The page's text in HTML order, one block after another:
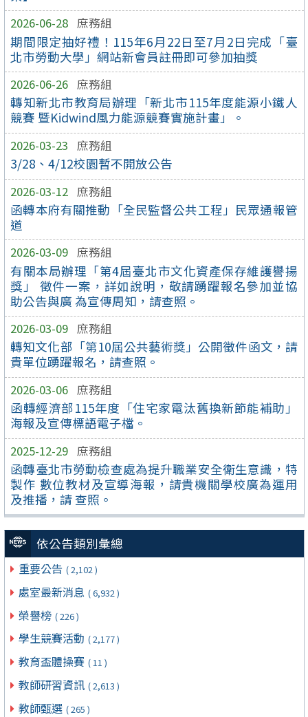
2026-06-28 庶務組
期間限定抽好禮！115年6月22日至7月2日完成「臺
北市勞動大學」網站新會員註冊即可參加抽獎
2026-06-26 庶務組
轉知新北市教育局辦理「新北市115年度能源小鐵人
競賽 暨Kidwind風力能源競賽實施計畫」。
2026-03-23 庶務組
3/28、4/12校園暫不開放公告
2026-03-12 庶務組
函轉本府有關推動「全民監督公共工程」民眾通報管
道
2026-03-09 庶務組
有關本局辦理「第4屆臺北市文化資產保存維護譽揚
獎」 徵件一案，詳如說明，敬請踴躍報名參加並協
助公告與廣 為宣傳周知，請查照。
2026-03-09 庶務組
轉知文化部「第10屆公共藝術獎」公開徵件函文，請
貴單位踴躍報名，請查照。
2026-03-06 庶務組
函轉經濟部115年度「住宅家電汰舊換新節能補助」
海報及宣傳標語電子檔。
2025-12-29 庶務組
函轉臺北市勞動檢查處為提升職業安全衛生意識，特
製作 數位教材及宣導海報，請貴機關學校廣為運用
及推播，請 查照。
依公告類別彙總
重要公告 ( 2,102 )
處室最新消息 ( 6,932 )
榮譽榜 ( 226 )
學生競賽活動 ( 2,177 )
教育盃體操賽 ( 11 )
教師研習資訊 ( 2,613 )
教師甄選 ( 265 )